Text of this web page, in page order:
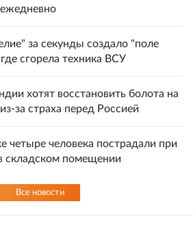
за секунды создало "поле
сгорела техника ВСУ
хотят восстановить болота на
за страха перед Россией
четыре человека пострадали при
складском помещении
Все новости